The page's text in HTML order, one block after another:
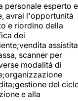
personale esperto e
avrai l'opportunità
e riordino della
dei
assistita
scanner per
modalità di
del
e alla